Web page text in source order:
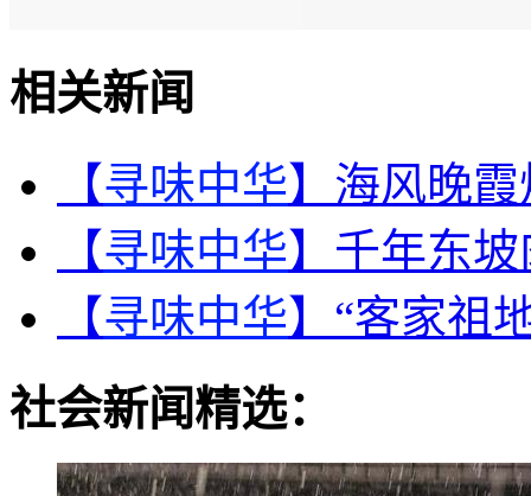
相关新闻
【寻味中华】海风晚
【寻味中华】千年东
【寻味中华】“客家祖
社会新闻精选：